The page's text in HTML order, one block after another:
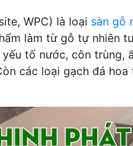
WPC) là loại sàn gỗ
làm từ gỗ tự nhiên
tố nước, côn trùng,
các loại gạch đá